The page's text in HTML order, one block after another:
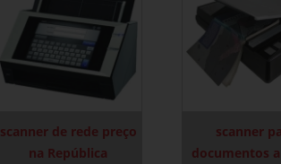
scanner de rede preço
na República
scanner
documentos